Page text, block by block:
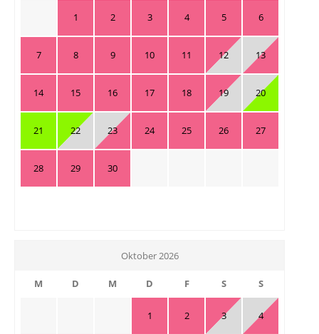
1 2 3 4 5 6
7 8 9 10 11 12 13
14 15 16 17 18 19 20
21 22 23 24 25 26 27
28 29 30
Oktober 2026
M D M D F S S
1 2 3 4